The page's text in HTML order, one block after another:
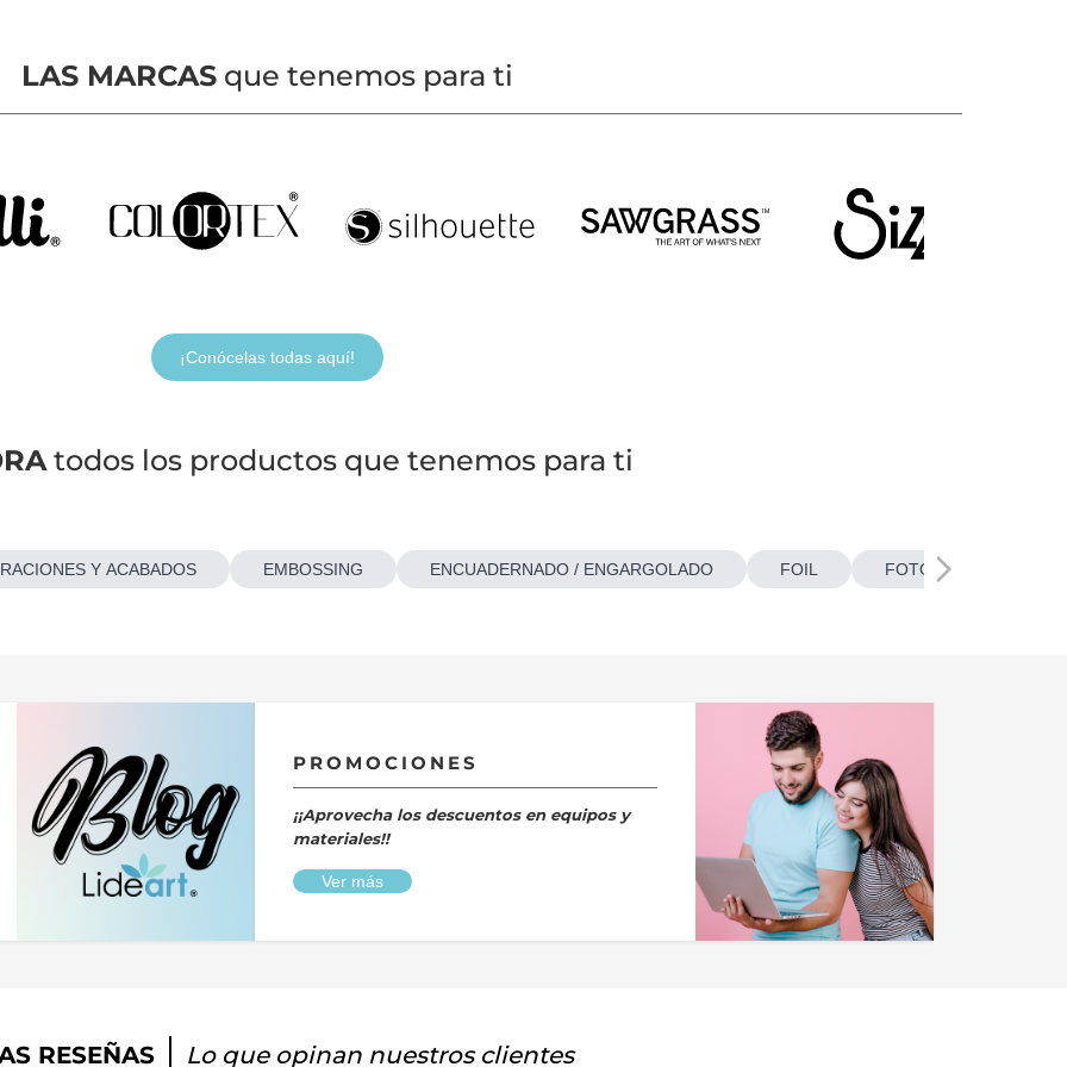
LAS MARCASque tenemos para ti
¡Conócelas todas aquí!
todos los productos que tenemos para ti
Y ACABADOS EMBOSSING ENCUADERNADO / ENGARGOLADO FOIL FOTOBOTONES
PROMOCIONES
¡¡Aprovecha los descuentos en equipos y
materiales!!
Ver más
RESEÑAS Lo que opinan nuestros clientes